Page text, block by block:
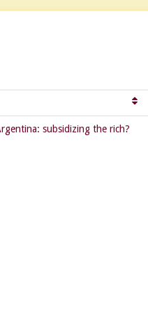
subsidizing the rich?